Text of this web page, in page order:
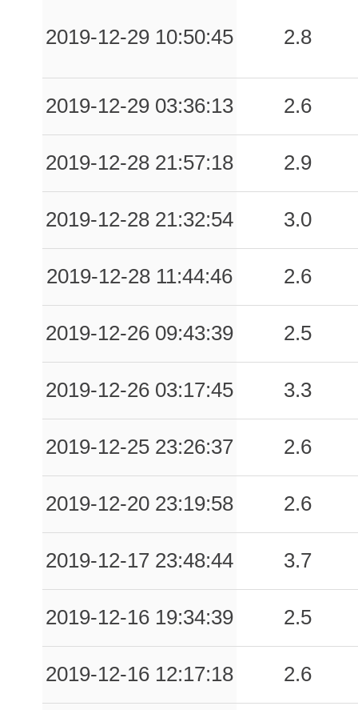
2019-12-29 10:50:45 2.8
2019-12-29 03:36:13 2.6
2019-12-28 21:57:18 2.9
2019-12-28 21:32:54 3.0
2019-12-28 11:44:46 2.6
2019-12-26 09:43:39 2.5
2019-12-26 03:17:45 3.3
2019-12-25 23:26:37 2.6
2019-12-20 23:19:58 2.6
2019-12-17 23:48:44 3.7
2019-12-16 19:34:39 2.5
2019-12-16 12:17:18 2.6